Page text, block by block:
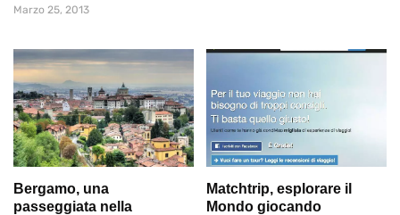
Marzo 25, 2013
Bergamo, una
passeggiata nella
Matchtrip, esplorare il
Mondo giocando